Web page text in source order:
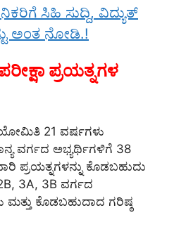
ಸಿಹಿ ಸುದ್ದಿ, ವಿದ್ಯುತ್
ಅಂತ ನೋಡಿ.!
ಪ್ರಯತ್ನಗಳ
21 ವರ್ಷಗಳು
ವರ್ಗದ ಅಭ್ಯರ್ಥಿಗಳಿಗೆ 38
ಪ್ರಯತ್ನಗಳನ್ನು ಕೊಡಬಹುದು
3A, 3B ವರ್ಗದ
ಕೊಡಬಹುದಾದ ಗರಿಷ್ಠ